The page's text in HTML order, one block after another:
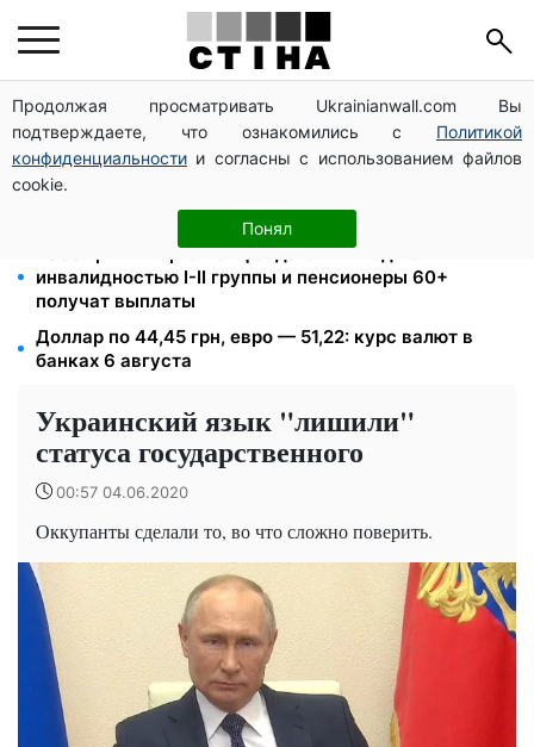
Продолжая просматривать Ukrainianwall.com Вы
подтверждаете, что ознакомились с Политикой
конфиденциальности и согласны с использованием файлов
cookie.
Понял
Директор ДОЗ Киева Татьяна Мостепан:
Демографический кризис нуждается в новых
решениях уже сегодня
Пенсионная реформа в сентябре: добровольные
накопления и пересмотр спецпенсий судей
2000 грн в квартал от фонда США: люди с
инвалидностью I-II группы и пенсионеры 60+
получат выплаты
Доллар по 44,45 грн, евро — 51,22: курс валют в
банках 6 августа
Украинский язык "лишили"
статуса государственного
00:57 04.06.2020
Оккупанты сделали то, во что сложно поверить.